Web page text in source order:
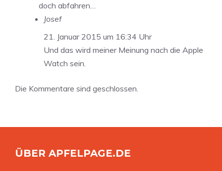
doch abfahren…
Josef
21. Januar 2015 um 16:34 Uhr
Und das wird meiner Meinung nach die Apple
Watch sein.
Die Kommentare sind geschlossen.
ÜBER APFELPAGE.DE